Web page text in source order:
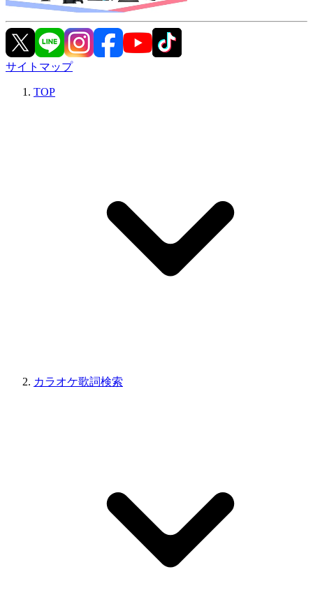
サイトマップ
TOP
カラオケ歌詞検索